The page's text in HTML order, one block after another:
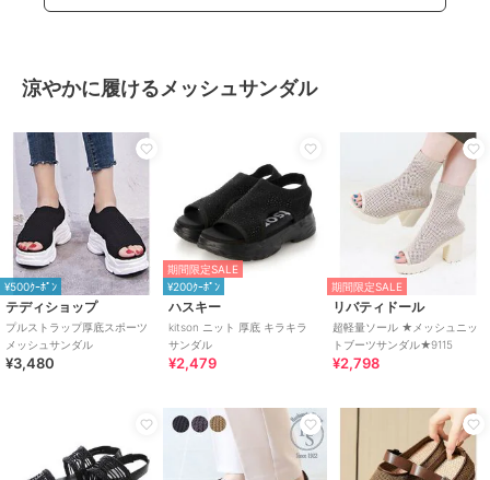
涼やかに履けるメッシュサンダル
¥500ｸｰﾎﾟﾝ
テディショップ
プルストラップ厚底スポーツ
メッシュサンダル
¥3,480
期間限定SALE
¥200ｸｰﾎﾟﾝ
ハスキー
kitson ニット 厚底 キラキラ
サンダル
¥2,479
期間限定SALE
リバティドール
超軽量ソール ★メッシュニッ
トブーツサンダル★9115
¥2,798